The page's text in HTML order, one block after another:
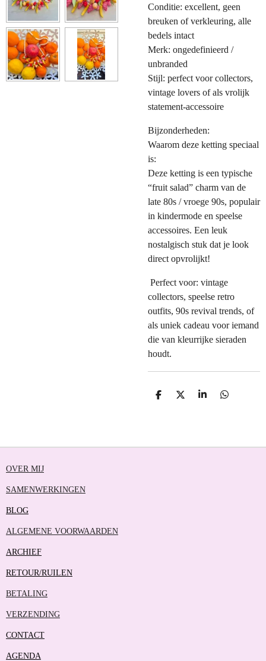
Conditie: excellent, geen
breuken of verkleuring, alle
bedels intact
Merk: ongedefinieerd /
unbranded
Stijl: perfect voor collectors,
vintage lovers of als vrolijk
statement-accessoire
Bijzonderheden:
Waarom deze ketting speciaal
is:
Deze ketting is een typische
“fruit salad” charm van de
late 80s / vroege 90s, populair
in kindermode en speelse
accessoires. Een leuk
nostalgisch stuk dat je look
direct opvrolijkt!
Perfect voor: vintage
collectors, speelse retro
outfits, 90s revival trends, of
als uniek cadeau voor iemand
die van kleurrijke sieraden
houdt.
D
D
S
D
OVER MIJ
SAMENWERKINGEN
BLOG
ALGEMENE VOORWAARDEN
ARCHIEF
RETOUR/RUILEN
BETALING
VERZENDING
CONTACT
AGENDA